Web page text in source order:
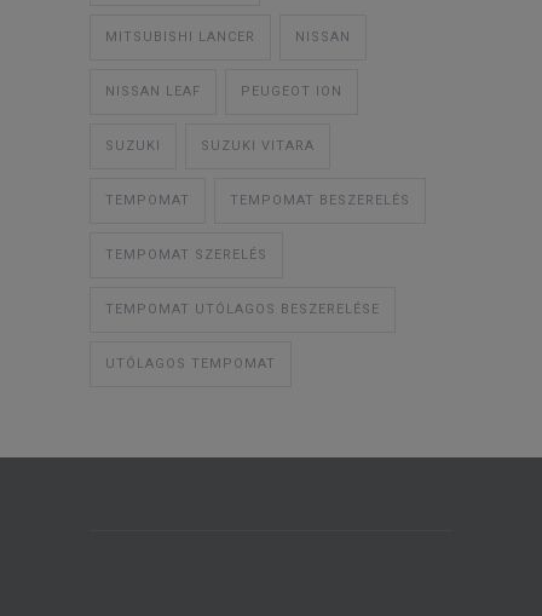
MITSUBISHI LANCER NISSAN
NISSAN LEAF PEUGEOT ION
SUZUKI SUZUKI VITARA
TEMPOMAT TEMPOMAT BESZERELÉS
TEMPOMAT SZERELÉS
TEMPOMAT UTÓLAGOS BESZERELÉSE
UTÓLAGOS TEMPOMAT